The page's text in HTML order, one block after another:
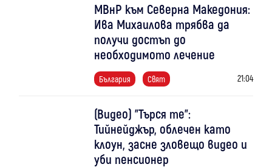
МВнР към Северна Македония:
Ива Михаилова трябва да
получи достъп до
необходимото лечение
България Свят 21:04
(Видео) "Търся те":
Тийнейджър, облечен като
клоун, засне зловещо видео и
уби пенсионер